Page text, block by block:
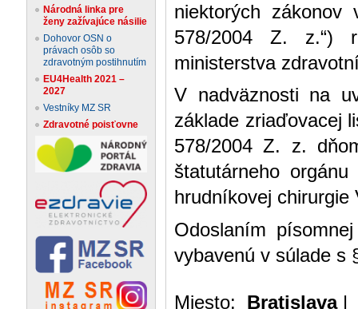
Národná linka pre
ženy zažívajúce násilie
Dohovor OSN o
právach osôb so
zdravotným postihnutím
EU4Health 2021 –
2027
Vestníky MZ SR
Zdravotné poisťovne
niektorých
578/2004 Z. z.“)
ministerstva
V nadväznosti na
základe zriaďovacej
578/2004 Z. z.
štatutárneho
hrudníkovej chirurgie
Odoslaním
vybavenú v súlade s
Miesto: Bratislava|